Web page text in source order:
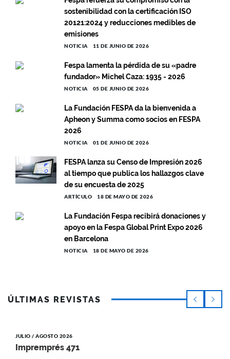
sostenibilidad con la certificación ISO
20121:2024 y reducciones medibles de
emisiones
NOTICIA 11 DE JUNIO DE 2026
Fespa lamenta la pérdida de su «padre
fundador» Michel Caza: 1935 - 2026
NOTICIA 05 DE JUNIO DE 2026
La Fundación FESPA da la bienvenida a
Apheon y Summa como socios en FESPA
2026
NOTICIA 01 DE JUNIO DE 2026
FESPA lanza su Censo de Impresión 2026
al tiempo que publica los hallazgos clave
de su encuesta de 2025
ARTÍCULO 18 DE MAYO DE 2026
La Fundación Fespa recibirá donaciones y
apoyo en la Fespa Global Print Expo 2026
en Barcelona
NOTICIA 18 DE MAYO DE 2026
ÚLTIMAS REVISTAS
JULIO / AGOSTO 2026
Impremprés 471